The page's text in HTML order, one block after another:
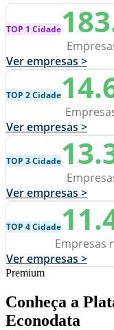
TOP 1 Cidade
Ver empresas >
TOP 2 Cidade
Ver empresas >
TOP 3 Cidade
Ver empresas >
TOP 4 Cidade
Empresas
Ver empresas >
Premium
Conheça a
Econodata